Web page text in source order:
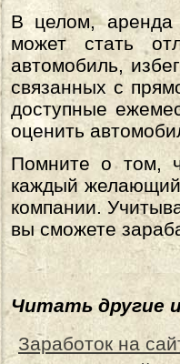
В целом, аренда
может стать
автомобиль,
связанных с
доступные
оценить
Помните о том,
каждый
компании.
вы сможете
Читать другие
Заработок на